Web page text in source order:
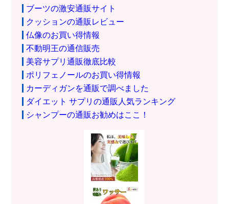
ブーツの激安通販サイト
クッションの通販レビュー
仏像のお買い得情報
不動明王の通信販売
美容サプリ通販徹底比較
ポリフェノールのお買い得情報
カーディガンを通販で調べました
ダイエット サプリの通販人気ランキング
シャンプーの通販お勧めはここ！